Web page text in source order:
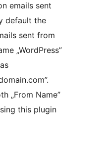
emails sent
default the
sent from
„WordPress”
„From Name”
this plugin